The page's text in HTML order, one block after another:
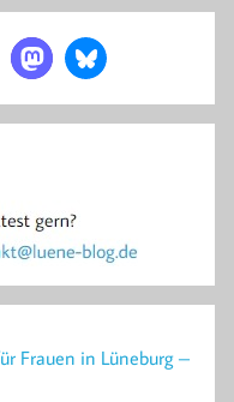
Frauen in Lüneburg –